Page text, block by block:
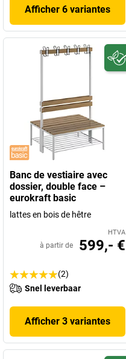
Afficher 6 variantes
Banc de vestiaire avec
dossier, double face –
eurokraft basic
lattes en bois de hêtre
HTVA
à partir de 599,- €
(2)
Snel leverbaar
Afficher 3 variantes